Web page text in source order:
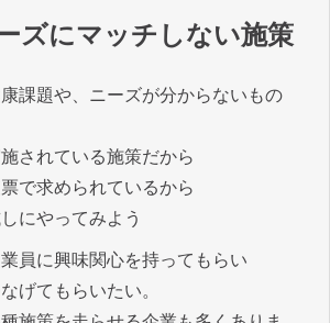
ズにマッチしない施策
課題や、ニーズが分からないもの
されている施策だから
で求められているから
にやってみよう
員に興味関心を持ってもらい
げてもらいたい。